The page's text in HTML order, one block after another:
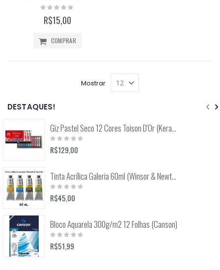
Rating:
R$15,00
COMPRAR
Mostrar
DESTAQUES!
Giz Pastel Seco 12 Cores Toison D'Or (Keramik) 8512
Rating:
0%
R$129,00
Tinta Acrílica Galeria 60ml (Winsor & Newton)
Rating:
0%
R$45,00
Bloco Aquarela 300g/m2 12 Folhas (Canson)
Rating:
0%
R$51,99